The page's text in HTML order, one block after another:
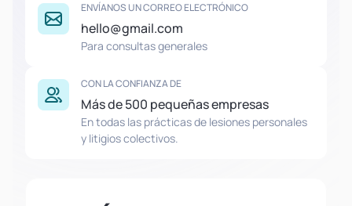
ENVÍANOS UN CORREO ELECTRÓNICO
hello@gmail.com
Para consultas generales
CON LA CONFIANZA DE
Más de 500 pequeñas empresas
En todas las prácticas de lesiones personales
y litigios colectivos.